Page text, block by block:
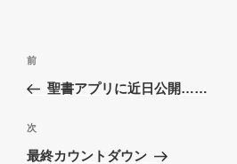
投
ナ
ビ
ゲ
過
去
投
稿
前
聖書アプリに近日公開……
次
の
次
最終カウントダウン